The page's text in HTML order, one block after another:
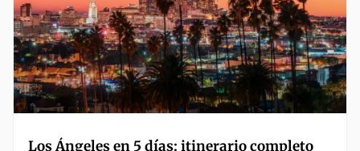
Los Ángeles en 5 días: itinerario completo